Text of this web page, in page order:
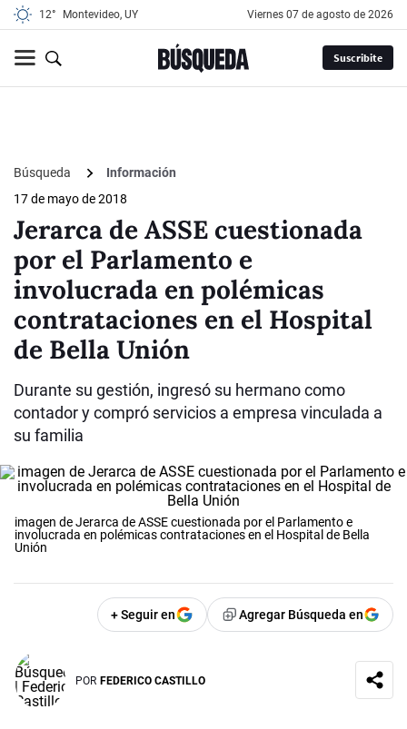
12° Montevideo, UY viernes 07 de agosto de 2026
Suscribite
Búsqueda
Información
17 de mayo de 2018
Jerarca de ASSE cuestionada
por el Parlamento e
involucrada en polémicas
contrataciones en el Hospital
de Bella Unión
Durante su gestión, ingresó su hermano como
contador y compró servicios a empresa vinculada a
su familia
imagen de Jerarca de ASSE cuestionada por el Parlamento e
involucrada en polémicas contrataciones en el Hospital de Bella
Unión
+ Seguir en Agregar Búsqueda en
POR FEDERICO CASTILLO